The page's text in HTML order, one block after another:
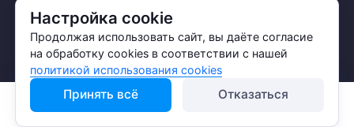
Настройка cookie
Продолжая использовать сайт, вы даёте согласие
на обработку cookies в соответствии с нашей
политикой использования cookies
Принять всё Отказаться
© АО «ИНТЕЛИОН ДАТА» 2026
Политика обработки ПДн
Политика конфиденциальности
Политика использования куки